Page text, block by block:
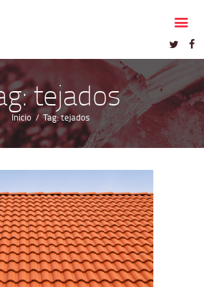
tejados
Inicio Tag: tejados